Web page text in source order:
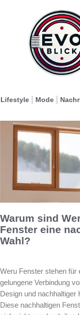
Lifestyle Mode
Warum sind
Fenster eine
Wahl?
Weru Fenster stehen für
gelungene Verbindung
Design und nachhaltiger
Diese nachhaltigen